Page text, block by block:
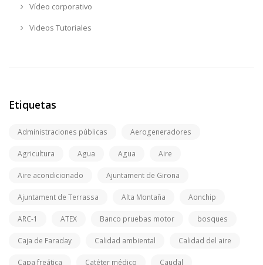
Vídeo corporativo
Videos Tutoriales
Etiquetas
Administraciones públicas Aerogeneradores
Agricultura Agua Agua Aire
Aire acondicionado Ajuntament de Girona
Ajuntament de Terrassa Alta Montaña Aonchip
ARC-1 ATEX Banco pruebas motor bosques
Caja de Faraday Calidad ambiental Calidad del aire
Capa freática Catéter médico Caudal